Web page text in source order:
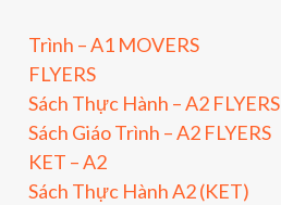
Trình – A1 MOVERS
FLYERS
Sách Thực Hành – A2 FLYERS
Sách Giáo Trình – A2 FLYERS
KET – A2
Sách Thực Hành A2 (KET)